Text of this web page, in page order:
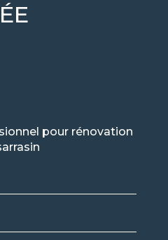
pour rénovation